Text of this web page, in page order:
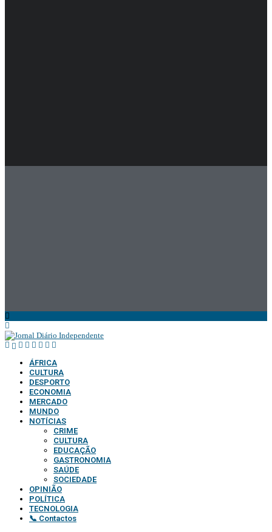
ÁFRICA
CULTURA
DESPORTO
ECONOMIA
MERCADO
MUNDO
NOTÍCIAS
CRIME
CULTURA
EDUCAÇÃO
GASTRONOMIA
SAÚDE
SOCIEDADE
OPINIÃO
POLÍTICA
TECNOLOGIA
📞 Contactos